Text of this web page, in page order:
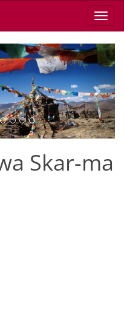
Next
Skar-ma